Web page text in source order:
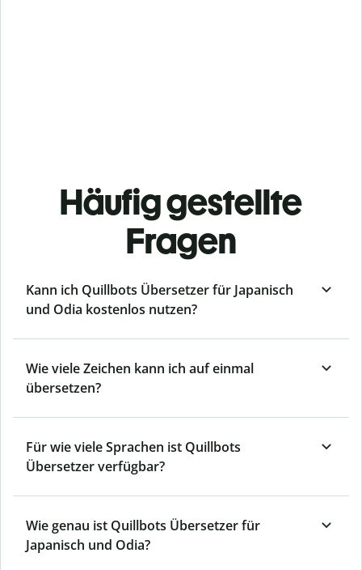
Häufig gestellte
Fragen
Kann ich Quillbots Übersetzer für Japanisch
und Odia kostenlos nutzen?
Wie viele Zeichen kann ich auf einmal
übersetzen?
Für wie viele Sprachen ist Quillbots
Übersetzer verfügbar?
Wie genau ist Quillbots Übersetzer für
Japanisch und Odia?